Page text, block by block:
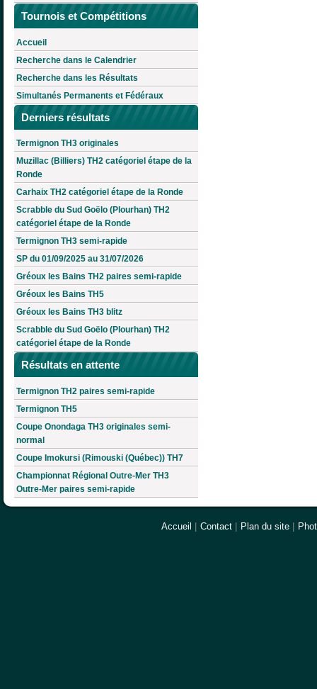
Tournois et Compétitions
Accueil
Recherche dans le Calendrier
Recherche dans les Résultats
Simultanés Permanents et Fédéraux
Derniers résultats
Termignon TH3 originales
Muzillac (Billiers) TH2 catégoriel étape de la
Ronde
Carhaix TH2 catégoriel étape de la Ronde
Scrabble du Sud Goëlo (Plourhan) TH2
catégoriel étape de la Ronde
Termignon TH3 semi-rapide
SP du 01/09/2025 au 31/07/2026
Gréoux les Bains TH2 paires semi-rapide
Gréoux les Bains TH5
Gréoux les Bains TH3 blitz
Scrabble du Sud Goëlo (Plourhan) TH2
catégoriel étape de la Ronde
Résultats en attente
Termignon TH2 paires semi-rapide
Termignon TH5
Coupe Onondaga TH3 originales semi-
normal
Coupe Imokursi (Rimouski (Québec)) TH7
Championnat Régional Outre-Mer TH3
Outre-Mer paires semi-rapide
Accueil Contact Plan du site